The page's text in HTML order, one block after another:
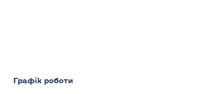
Графік роботи